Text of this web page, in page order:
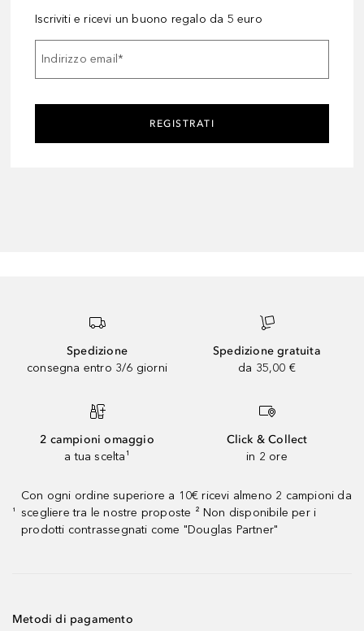
Iscriviti e ricevi un buono regalo da 5 euro
Indirizzo email *
REGISTRATI
Spedizione
consegna entro 3/6 giorni
Spedizione gratuita
da 35,00 €
2 campioni omaggio
a tua scelta¹
Click & Collect
in 2 ore
¹
Con ogni ordine superiore a 10€ ricevi almeno 2 campioni da
scegliere tra le nostre proposte ² Non disponibile per i
prodotti contrassegnati come "Douglas Partner"
Metodi di pagamento